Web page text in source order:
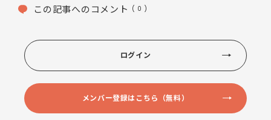
この記事へのコメント ( 0 )
ログイン
メンバー登録はこちら（無料）